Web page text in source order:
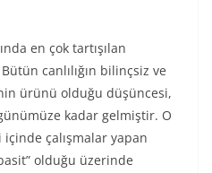
en çok tartışılan
canlılığın bilinçsiz ve
ürünü olduğu düşüncesi,
kadar gelmiştir. O
çalışmalar yapan
olduğu üzerinde